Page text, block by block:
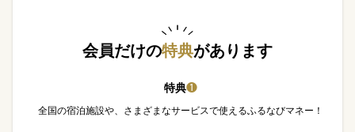
会員だけの特典があります
特典❶
全国の宿泊施設や、さまざまなサービスで使えるふるなびマネー！